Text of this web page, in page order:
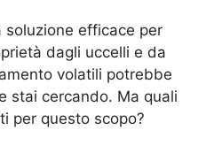
soluzione efficace per
dagli uccelli e da
volatili potrebbe
stai cercando. Ma quali
per questo scopo?